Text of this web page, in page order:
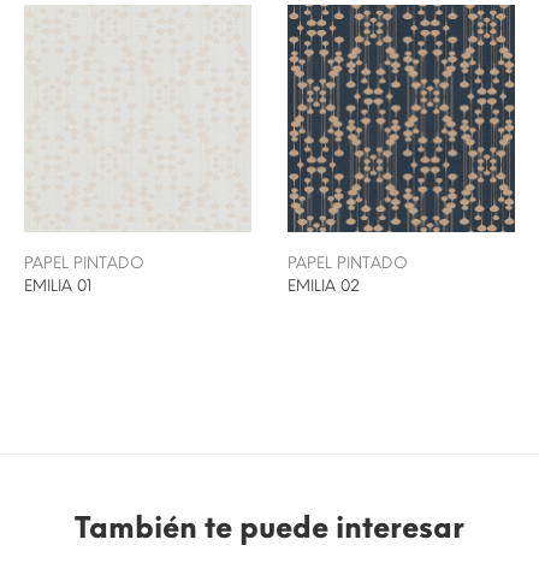
PAPEL PINTADO
EMILIA 01
PAPEL PINTADO
EMILIA 02
También te puede interesar